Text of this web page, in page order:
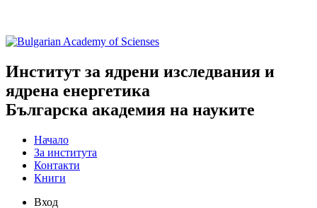
Институт за ядрени изследвания и
ядрена енергетика
Българска академия на науките
Начало
За института
Контакти
Книги
Вход